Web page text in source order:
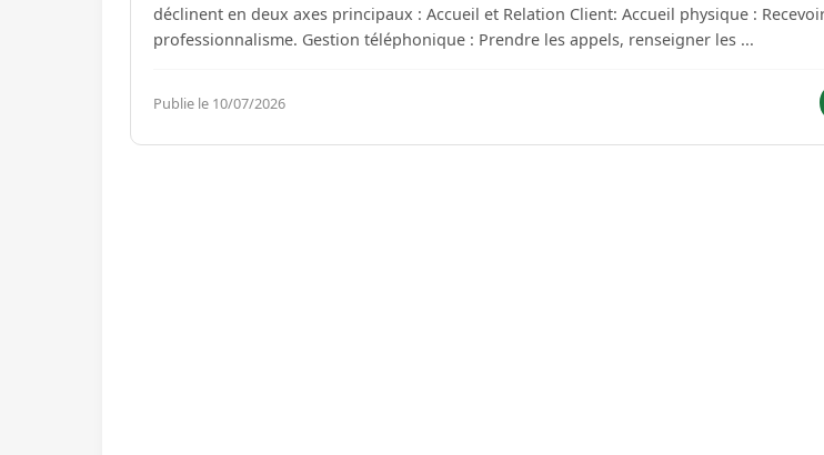
déclinent en deux axes principaux : Accueil et Relation Client: Accueil physique : Recevoir nos clients avec
professionnalisme. Gestion téléphonique : Prendre les appels, renseigner les ...
Publie le 10/07/2026